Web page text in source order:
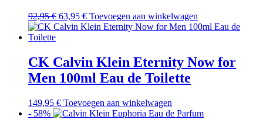
92,95€ Oorspronkelijke
prijs
63,95 €Huidige
prijs
Toevoegen aan winkelwagen
CK Calvin Klein Eternity Now for
Men 100ml Eau de Toilette
149,95 € Toevoegen aan winkelwagen
- 58%